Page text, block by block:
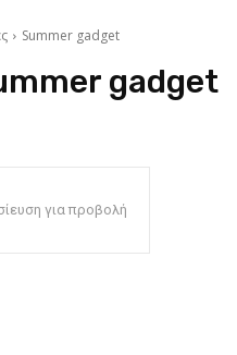
Summer gadget
gadget
για προβολή